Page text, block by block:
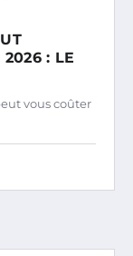
2026 : LE
vous coûter